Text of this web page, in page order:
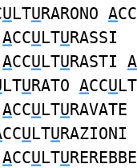
ULTURARONO ACC
ACCULTURASSI
ACCULTURASTI A
LTURATO ACCULT
ACCULTURAVATE
CCULTURAZIONI
ACCULTUREREBBE